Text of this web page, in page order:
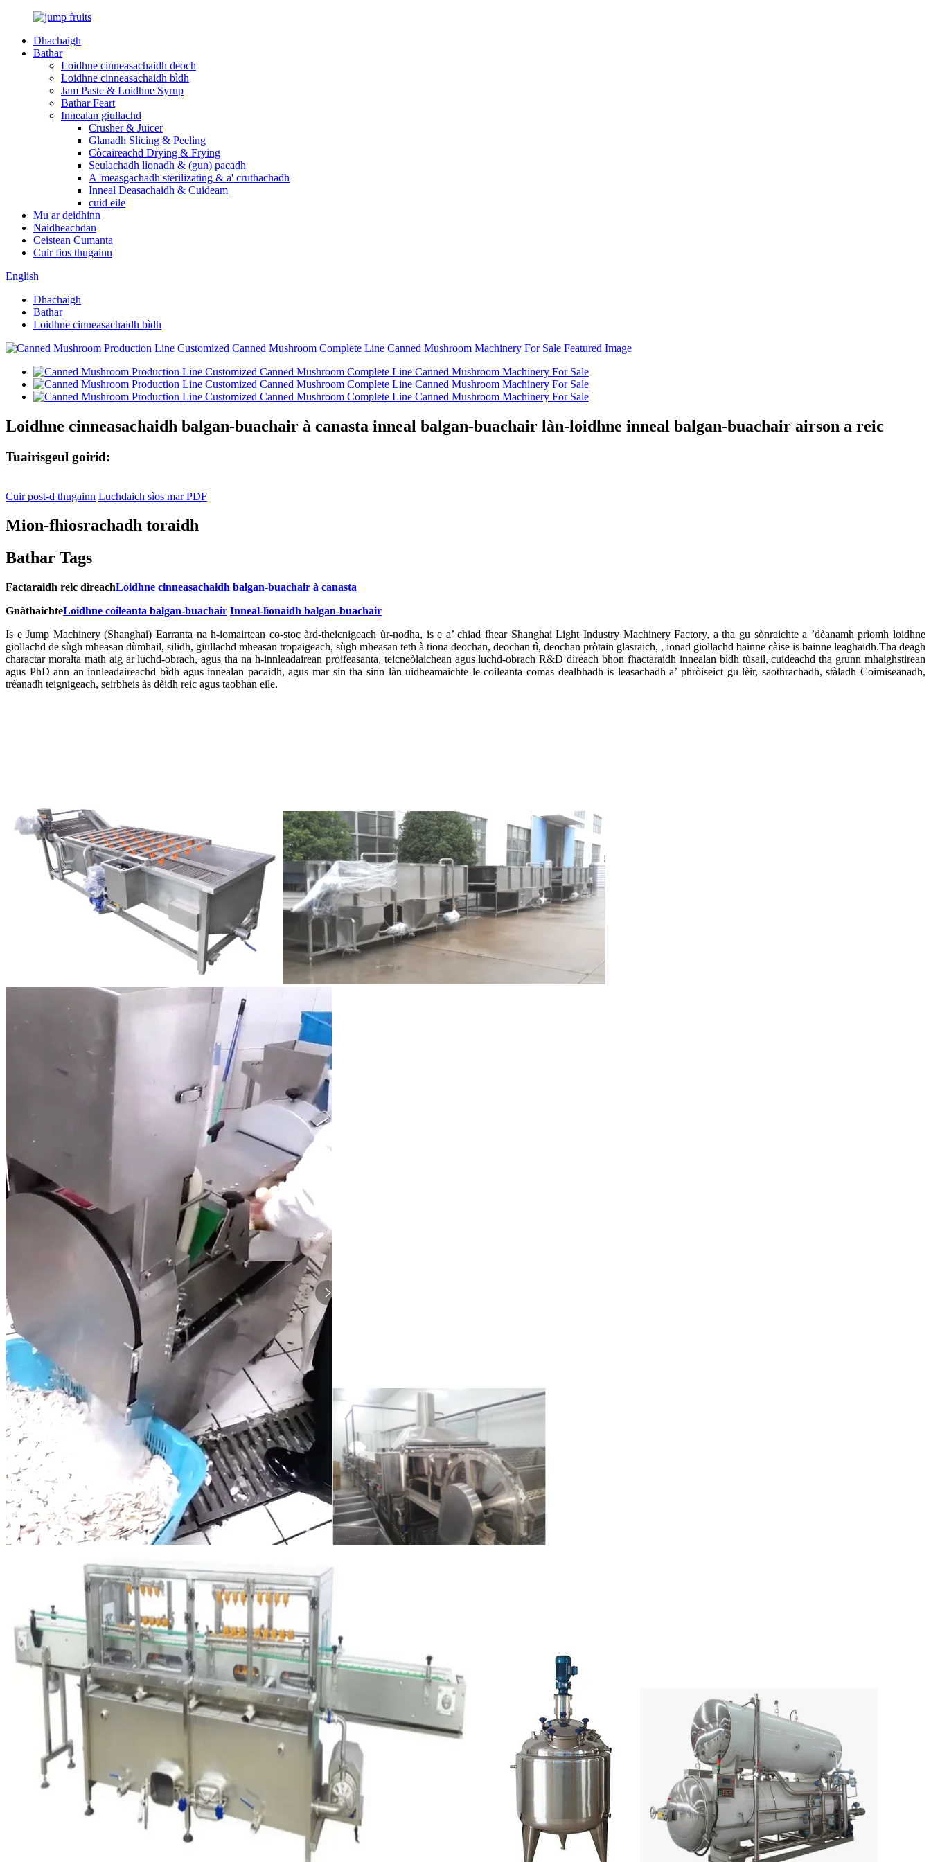
Dhachaigh
Bathar
Loidhne cinneasachaidh deoch
Loidhne cinneasachaidh bìdh
Jam Paste & Loidhne Syrup
Bathar Feart
Innealan giullachd
Crusher & Juicer
Glanadh Slicing & Peeling
Còcaireachd Drying & Frying
Seulachadh lìonadh & (gun) pacadh
A 'measgachadh sterilizating & a' cruthachadh
Inneal Deasachaidh & Cuideam
cuid eile
Mu ar deidhinn
Naidheachdan
Ceistean Cumanta
Cuir fios thugainn
English
Dhachaigh
Bathar
Loidhne cinneasachaidh bìdh
Loidhne cinneasachaidh balgan-buachair à canasta inneal balgan-buachair làn-loidhne inneal balgan-buachair airson a reic
Tuairisgeul goirid:
Cuir post-d thugainn Luchdaich sìos mar PDF
Mion-fhiosrachadh toraidh
Bathar Tags
Factaraidh reic dìreachLoidhne cinneasachaidh balgan-buachair à canasta
GnàthaichteLoidhne coileanta balgan-buachair Inneal-lìonaidh balgan-buachair
Is e Jump Machinery (Shanghai) Earranta na h-iomairtean co-stoc àrd-theicnigeach ùr-nodha, is e a’ chiad fhear Shanghai Light Industry Machinery Factory, a tha gu sònraichte a ’dèanamh prìomh loidhne
giollachd de sùgh mheasan dùmhail, silidh, giullachd mheasan tropaigeach, sùgh mheasan teth à tiona deochan, deochan tì, deochan pròtain glasraich, , ionad giollachd bainne càise is bainne leaghaidh.Tha deagh
charactar moralta math aig ar luchd-obrach, agus tha na h-innleadairean proifeasanta, teicneòlaichean agus luchd-obrach R&D dìreach bhon fhactaraidh innealan bìdh tùsail, cuideachd tha grunn mhaighstirean
agus PhD ann an innleadaireachd bìdh agus innealan pacaidh, agus mar sin tha sinn làn uidheamaichte le coileanta comas dealbhadh is leasachadh a’ phròiseict gu lèir, saothrachadh, stàladh Coimiseanadh,
trèanadh teignigeach, seirbheis às dèidh reic agus taobhan eile.